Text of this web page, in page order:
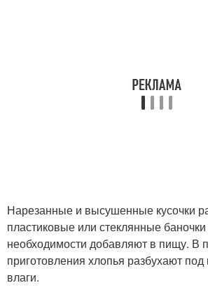
Нарезанные и высушенные кусочки
пластиковые или стеклянные
необходимости добавляют в пищу. В
приготовления хлопья разбухают
влаги.